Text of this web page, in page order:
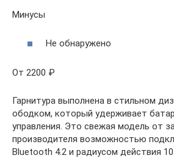
Минусы
Не обнаружено
От 2200 ₽
Гарнитура выполнена в стильном
ободком, который удерживает
управления. Это свежая модель от
производителя возможностью
Bluetooth 4.2 и радиусом действия